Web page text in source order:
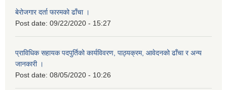
बेरोजगार दर्ता फारमको ढाँचा ।
Post date: 09/22/2020 - 15:27
प्राविधिक सहायक पदपुर्तिको कार्यविवरण, पाठ्यक्रम, आवेदनको ढाँचा र अन्य
जानकारी ।
Post date: 08/05/2020 - 10:26